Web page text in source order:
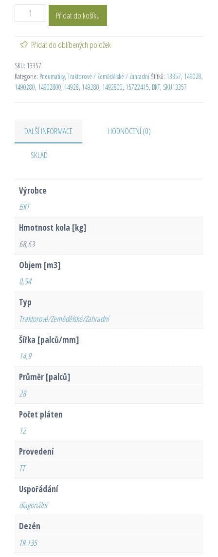
Přidat do košíku
Přidat do oblíbených položek
SKU: 13357
Kategorie: Pneumatiky, Traktorové / Zemědělské / ZahradníŠtítků: 13357, 149028,
1490280, 14902800, 14928, 149280, 1492800, 15722415, BKT, SKU13357
DALŠÍ INFORMACE HODNOCENÍ (0)
SKLAD
Výrobce
BKT
Hmotnost kola [kg]
68,63
Objem [m3]
0,54
Typ
Traktorové/Zemědělské/Zahradní
Šířka [palců/mm]
14,9
Průměr [palců]
28
Počet pláten
12
Provedení
TT
Uspořádání
diagonální
Dezén
TR 135